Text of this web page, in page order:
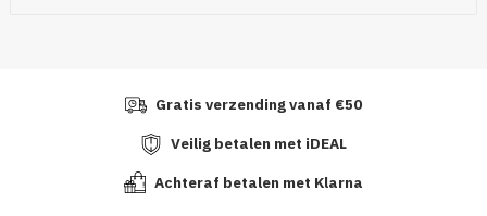
Gratis verzending vanaf €50
Veilig betalen met iDEAL
Achteraf betalen met Klarna